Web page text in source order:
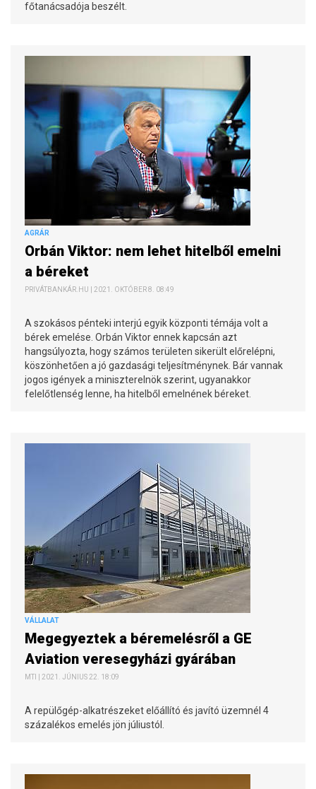
főtanácsadója beszélt.
AGRÁR
Orbán Viktor: nem lehet hitelből emelni
a béreket
PRIVÁTBANKÁR.HU | 2021. OKTÓBER 8. 08:49
A szokásos pénteki interjú egyik központi témája volt a
bérek emelése. Orbán Viktor ennek kapcsán azt
hangsúlyozta, hogy számos területen sikerült előrelépni,
köszönhetően a jó gazdasági teljesítménynek. Bár vannak
jogos igények a miniszterelnök szerint, ugyanakkor
felelőtlenség lenne, ha hitelből emelnének béreket.
VÁLLALAT
Megegyeztek a béremelésről a GE
Aviation veresegyházi gyárában
MTI | 2021. JÚNIUS 22. 18:09
A repülőgép-alkatrészeket előállító és javító üzemnél 4
százalékos emelés jön júliustól.